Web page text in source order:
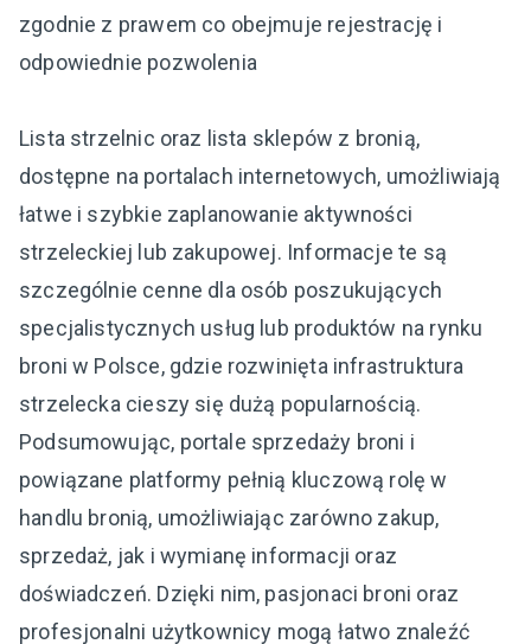
zgodnie z prawem co obejmuje rejestrację i
odpowiednie pozwolenia
Lista strzelnic oraz lista sklepów z bronią,
dostępne na portalach internetowych, umożliwiają
łatwe i szybkie zaplanowanie aktywności
strzeleckiej lub zakupowej. Informacje te są
szczególnie cenne dla osób poszukujących
specjalistycznych usług lub produktów na rynku
broni w Polsce, gdzie rozwinięta infrastruktura
strzelecka cieszy się dużą popularnością.
Podsumowując, portale sprzedaży broni i
powiązane platformy pełnią kluczową rolę w
handlu bronią, umożliwiając zarówno zakup,
sprzedaż, jak i wymianę informacji oraz
doświadczeń. Dzięki nim, pasjonaci broni oraz
profesjonalni użytkownicy mogą łatwo znaleźć